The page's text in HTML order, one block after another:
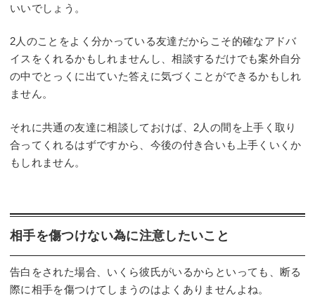
いいでしょう。
2人のことをよく分かっている友達だからこそ的確なアドバ
イスをくれるかもしれませんし、相談するだけでも案外自分
の中でとっくに出ていた答えに気づくことができるかもしれ
ません。
それに共通の友達に相談しておけば、2人の間を上手く取り
合ってくれるはずですから、今後の付き合いも上手くいくか
もしれません。
相手を傷つけない為に注意したいこと
告白をされた場合、いくら彼氏がいるからといっても、断る
際に相手を傷つけてしまうのはよくありませんよね。